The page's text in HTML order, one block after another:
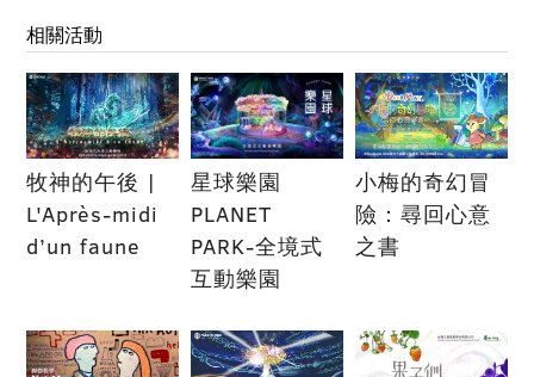
相關活動
牧神的午後 |
L'Après-midi
d’un faune
星球樂園
PLANET
PARK-全境式
互動樂園
小梅的奇幻冒
險：尋回心意
之書